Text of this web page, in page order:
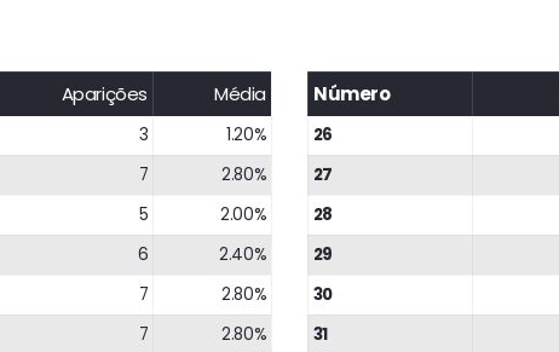
Aparições Média
3
1.20%
7
2.80%
5
2.00%
6
2.40%
7
2.80%
7
2.80%
Número
26
27
28
29
30
31